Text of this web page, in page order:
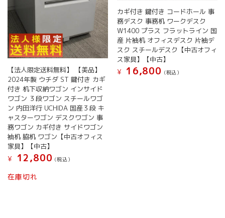
【法人限定送料無料】 【美品】
2024年製 ウチダ ST 鍵付き カギ
付き 机下収納ワゴン インサイド
ワゴン ３段ワゴン スチールワゴ
ン 内田洋行 UCHIDA 国産３段 キ
ャスターワゴン デスクワゴン 事
務ワゴン カギ付き サイドワゴン
袖机 脇机 ワゴン【中古オフィス
家具】【中古】
¥
12,800 (税込）
在庫切れ
カギ付き 鍵付き コードホール 事
務デスク 事務机 ワークデスク
W1400 プラス フラットライン 国
産 片袖机 オフィスデスク 片袖デ
スク スチールデスク【中古オフィ
ス家具】【中古】
¥
16,800 (税込）